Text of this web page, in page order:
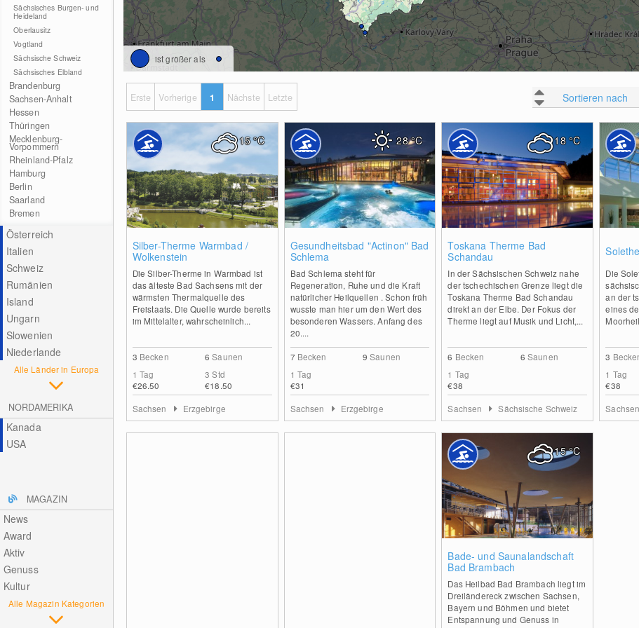
Sächsisches Burgen- und
Heideland
Oberlausitz
Vogtland
Sächsische Schweiz
Sächsisches Elbland
Brandenburg
Sachsen-Anhalt
Hessen
Thüringen
Mecklenburg-
Vorpommern
Rheinland-Pfalz
Hamburg
Berlin
Saarland
Bremen
Österreich
Italien
Schweiz
Rumänien
Island
Ungarn
Slowenien
Niederlande
Alle Länder in Europa
NORDAMERIKA
Kanada
USA
MAGAZIN
News
Award
Aktiv
Genuss
Kultur
Alle Magazin Kategorien
ist größer als
Sortieren nach
Erste Vorherige 1 Nächste Letzte
Silber-Therme Warmbad /
Wolkenstein
Die Silber-Therme in Warmbad ist
das älteste Bad Sachsens mit der
wärmsten Thermalquelle des
Freistaats. Die Quelle wurde bereits
im Mittelalter, wahrscheinlich...
3 Becken 6 Saunen
1 Tag
€26.50
3 Std
€18.50
15°C
Sachsen Erzgebirge
0
Gesundheitsbad "Actinon" Bad
Schlema
Bad Schlema steht für
Regeneration, Ruhe und die Kraft
natürlicher Heilquellen . Schon früh
wusste man hier um den Wert des
besonderen Wassers. Anfang des
20....
7 Becken 9 Saunen
1 Tag
€31
28°C
Sachsen Erzgebirge
Toskana Therme Bad
Schandau
In der Sächsischen Schweiz nahe
der tschechischen Grenze liegt die
Toskana Therme Bad Schandau
direkt an der Elbe. Der Fokus der
Therme liegt auf Musik und Licht,...
6 Becken 6 Saunen
1 Tag
€38
18°C
Sachsen Sächsische Schweiz
Die
an der
eines
3
1 Tag
€38
Sachsen
Bade- und Saunalandschaft
Bad Brambach
Das Heilbad Bad Brambach liegt im
Dreiländereck zwischen Sachsen,
Bayern und Böhmen und bietet
Entspannung und Genuss in
15°C